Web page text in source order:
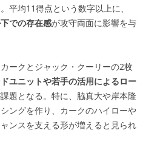
平均11得点という数字以上に、
での存在感が攻守両面に影響を与
ークとジャック・クーリーの2枚
ユニットや若手の活用によるロー
題となる。特に、脇真大や岸本隆
ングを作り、カークのハイローや
ンスを支える形が増えると見られ